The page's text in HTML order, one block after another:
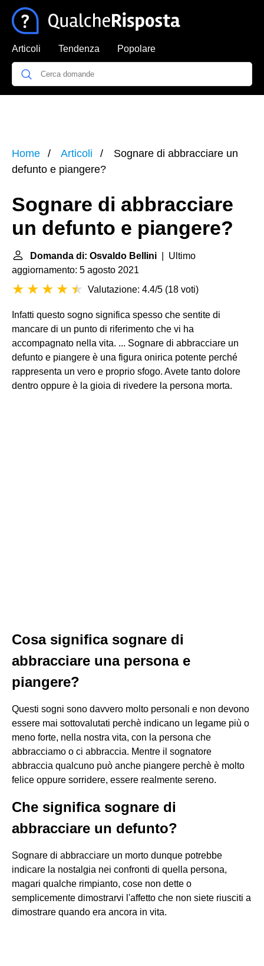
Articoli Tendenza Popolare
Home Articoli
Sognare di abbracciare un
defunto e piangere?
Sognare di abbracciare
un defunto e piangere?
Domanda di: Osvaldo Bellini | Ultimo
aggiornamento: 5 agosto 2021
Valutazione: 4.4/5 (18 voti)
Infatti questo sogno significa spesso che sentite di
mancare di un punto di riferimento che vi ha
accompagnato nella vita. ... Sognare di abbracciare un
defunto e piangere è una figura onirica potente perché
rappresenta un vero e proprio sfogo. Avete tanto dolore
dentro oppure è la gioia di rivedere la persona morta.
Cosa significa sognare di
abbracciare una persona e
piangere?
Questi sogni sono davvero molto personali e non devono
essere mai sottovalutati perchè indicano un legame più o
meno forte, nella nostra vita, con la persona che
abbracciamo o ci abbraccia. Mentre il sognatore
abbraccia qualcuno può anche piangere perchè è molto
felice oppure sorridere, essere realmente sereno.
Che significa sognare di
abbracciare un defunto?
Sognare di abbracciare un morto dunque potrebbe
indicare la nostalgia nei confronti di quella persona,
magari qualche rimpianto, cose non dette o
semplicemente dimostrarvi l'affetto che non siete riusciti a
dimostrare quando era ancora in vita.